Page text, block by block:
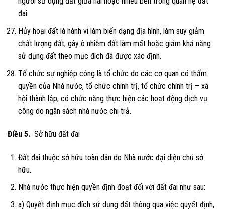
đai.
Hủy hoại đất là hành vi làm biến dạng địa hình, làm suy giảm
chất lượng đất, gây ô nhiễm đất làm mất hoặc giảm khả năng
sử dụng đất theo mục đích đã được xác định.
Tổ chức sự nghiệp công là tổ chức do các cơ quan có thẩm
quyền của Nhà nước, tổ chức chính trị, tổ chức chính trị – xã
hội thành lập, có chức năng thực hiện các hoạt động dịch vụ
công do ngân sách nhà nước chi trả.
Điều 5. Sở hữu đất đai
Đất đai thuộc sở hữu toàn dân do Nhà nước đại diện chủ sở
hữu.
Nhà nước thực hiện quyền định đoạt đối với đất đai như sau:
a) Quyết định mục đích sử dụng đất thông qua việc quyết định,